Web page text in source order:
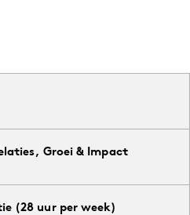
Groei & Impact
(28 uur per week)